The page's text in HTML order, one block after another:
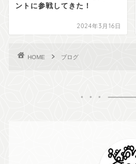
ントに参戦してきた！
2024年3月16日
HOME ブログ